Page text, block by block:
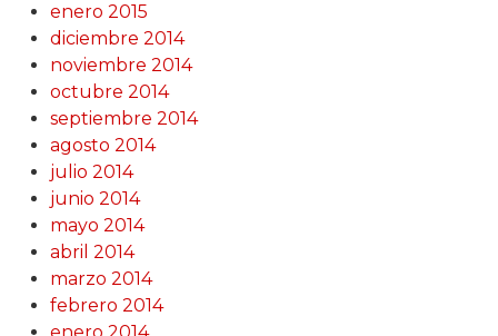
enero 2015
diciembre 2014
noviembre 2014
octubre 2014
septiembre 2014
agosto 2014
julio 2014
junio 2014
mayo 2014
abril 2014
marzo 2014
febrero 2014